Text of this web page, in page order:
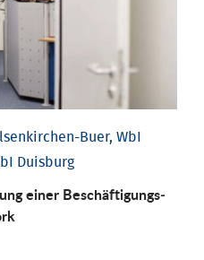
Buer, WbI
Duisburg
einer Be­schäftigungs­